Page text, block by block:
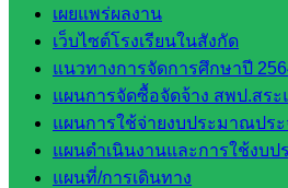
เผยแพร่ผลงาน
เว็บไซต์โรงเรียนในสังกัด
แนวทางการจัดการศึกษาปี
แผนการจัดซื้อจัดจ้าง สพป.สระ
แผนการใช้จ่ายงบประมาณประ
แผนดำเนินงานและการใช้งบ
แผนที่/การเดินทาง
::: ©2021 sakarea2.go.th. All rights
TEAM :::
สอบถามได้นะคะ